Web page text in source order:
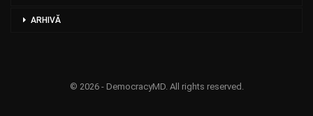
ARHIVĂ
© 2026 - DemocracyMD. All rights reserved.